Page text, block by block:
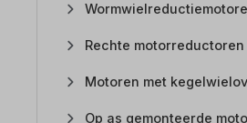
Rechte motorreductoren
Motoren met
Op as gemonteerde